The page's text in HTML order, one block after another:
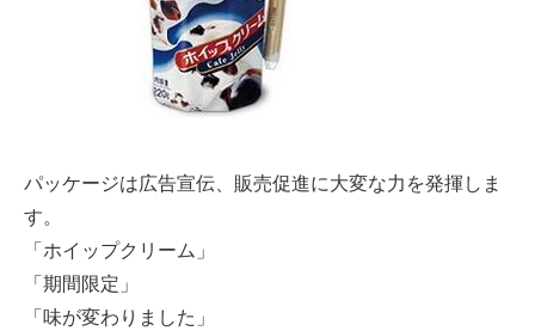
パッケージは広告宣伝、販売促進に大変な力を発揮しま
す。
「ホイップクリーム」
「期間限定」
「味が変わりました」